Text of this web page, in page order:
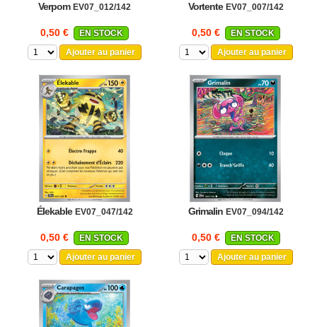
Verpom EV07_012/142
0,50 €
EN STOCK
Ajouter au panier
Vortente EV07_007/142
0,50 €
EN STOCK
Ajouter au panier
Élekable EV07_047/142
0,50 €
EN STOCK
Ajouter au panier
Grimalin EV07_094/142
0,50 €
EN STOCK
Ajouter au panier